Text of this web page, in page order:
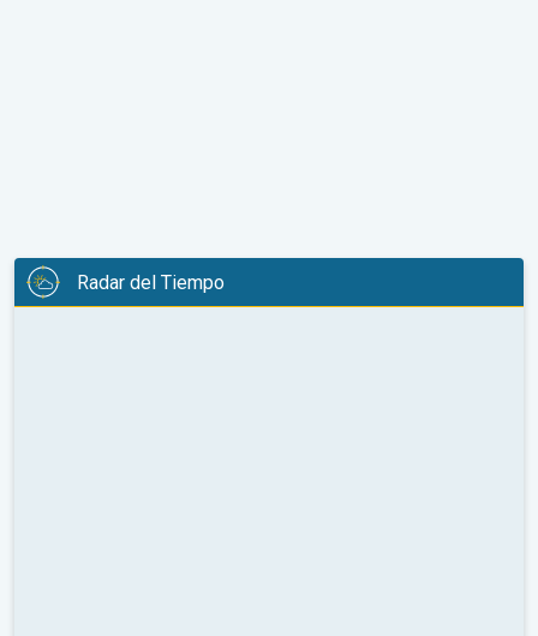
Radar del Tiempo